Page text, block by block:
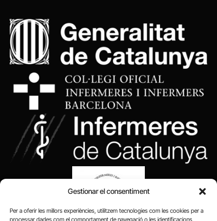
Gestionar el consentiment
Per a oferir les millors experiències, utilitzem tecnologies com les cookies per a
processar dades com el comportament de navegació o les identificacions